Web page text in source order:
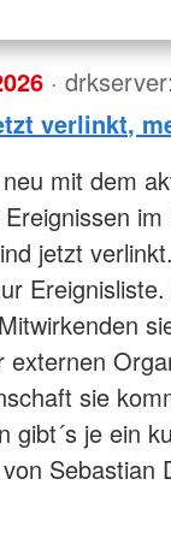
·
verlinkt,
mit dem
jetzt
externen
sie
gibt´s je ein
Sebastian